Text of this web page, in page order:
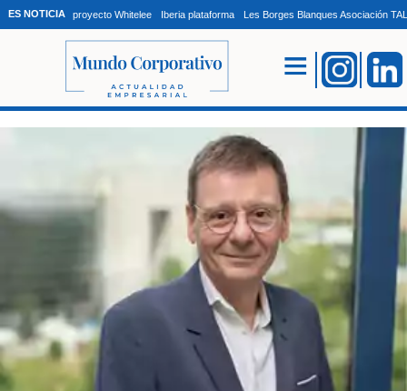
ES NOTICIA proyecto Whitelee Iberia plataforma Les Borges Blanques Asociación